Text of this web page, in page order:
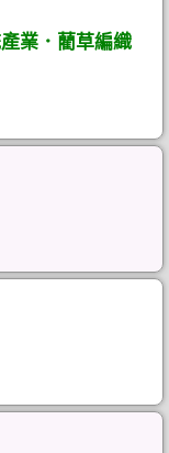
業．藺草編織